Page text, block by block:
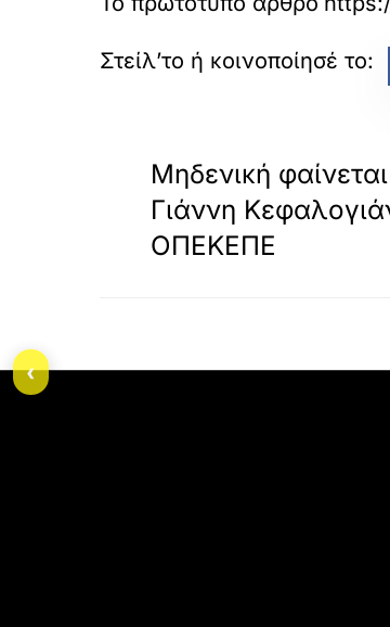
Μηδενική
Γιάννη
ΟΠΕΚΕΠΕ
‹